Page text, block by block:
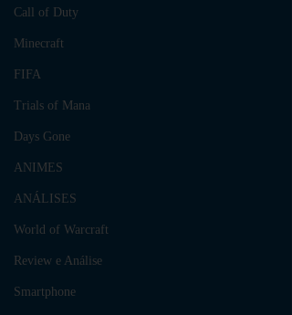
Call of Duty
Minecraft
FIFA
Trials of Mana
Days Gone
ANIMES
ANÁLISES
World of Warcraft
Review e Análise
Smartphone